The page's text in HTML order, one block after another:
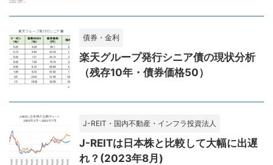
債券・金利
楽天グループ発行シニア債の現状分析
（残存10年・債券価格50）
J-REIT・国内不動産・インフラ投資法人
J-REITは日本株と比較して大幅に出遅
れ？(2023年8月)